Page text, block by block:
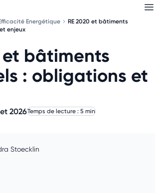
Energétique
RE 2020 et bâtiments
enjeux
et bâtiments
: obligations et
2026Temps de lecture : 5 min
Stoecklin
newsletters
qui vous intéressent